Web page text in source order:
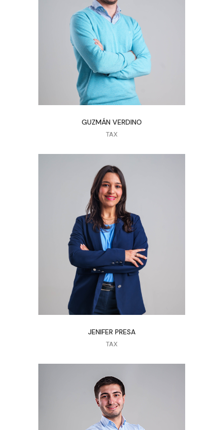
GUZMÁN VERDINO
TAX
JENIFER PRESA
TAX